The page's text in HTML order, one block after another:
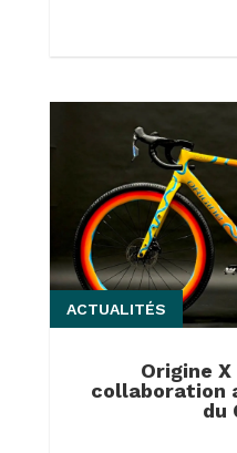
Origine X
collaboration
du
ACTUALITÉS